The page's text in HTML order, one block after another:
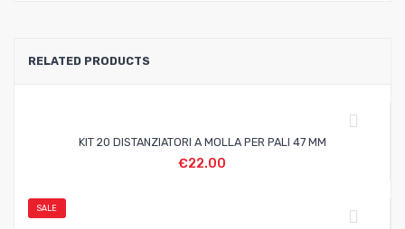
RELATED PRODUCTS
KIT 20 DISTANZIATORI A MOLLA PER PALI 47 MM
€22.00
SALE